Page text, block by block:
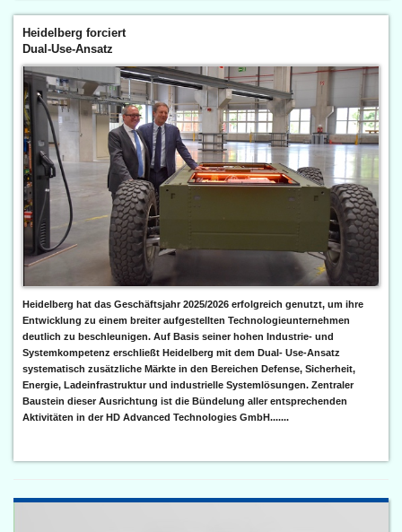
Heidelberg forciert
Dual-Use-Ansatz
Heidelberg hat das Geschäftsjahr 2025/2026 erfolgreich genutzt, um ihre
Entwicklung zu einem breiter aufgestellten Technologieunternehmen
deutlich zu beschleunigen. Auf Basis seiner hohen Industrie- und
Systemkompetenz erschließt Heidelberg mit dem Dual- Use-Ansatz
systematisch zusätzliche Märkte in den Bereichen Defense, Sicherheit,
Energie, Ladeinfrastruktur und industrielle Systemlösungen. Zentraler
Baustein dieser Ausrichtung ist die Bündelung aller entsprechenden
Aktivitäten in der HD Advanced Technologies GmbH.......